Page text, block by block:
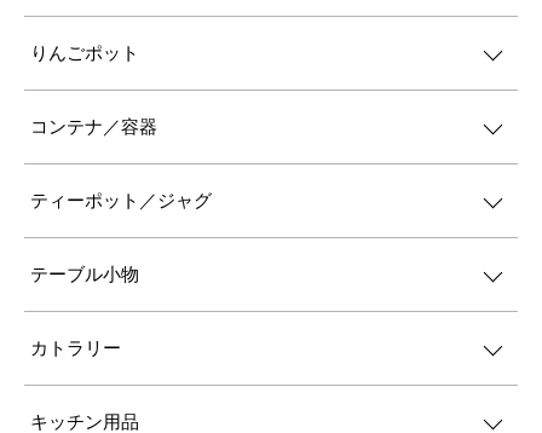
りんごポット
コンテナ／容器
ティーポット／ジャグ
テーブル小物
カトラリー
キッチン用品